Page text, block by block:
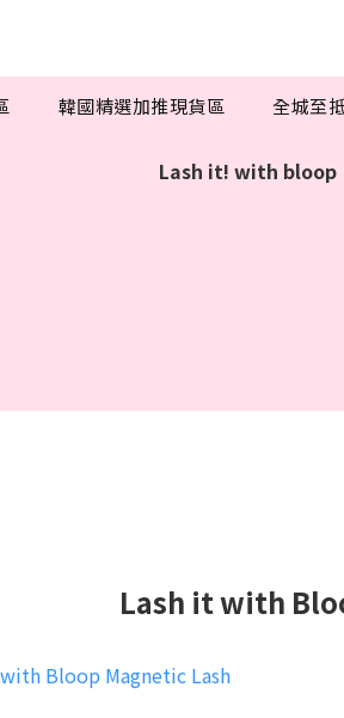
韓國精選加推現貨區 全城至
Lash it! with bloop
Lash it with